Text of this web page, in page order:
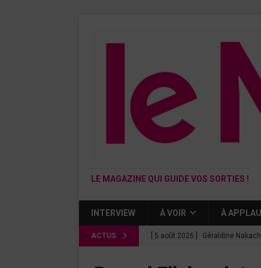
LE MAGAZINE QUI GUIDE VOS SORTIES !
INTERVIEW À VOIR À
ACTUS [ 5 août 2026 ] Géraldine